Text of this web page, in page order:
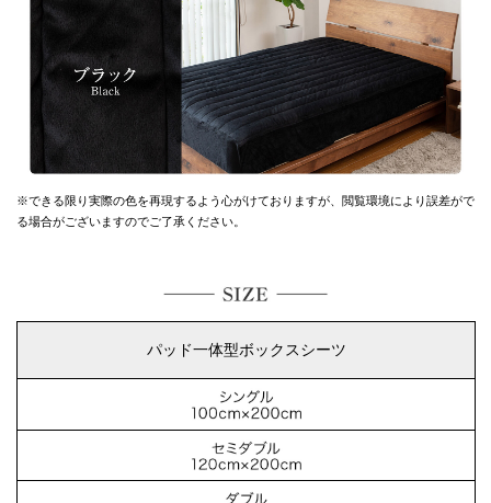
※できる限り実際の色を再現するよう心がけておりますが、 閲覧環境により誤差がで
る場合がございますのでご了承ください。
パッド一体型ボックスシーツ